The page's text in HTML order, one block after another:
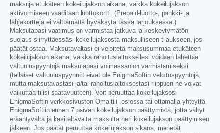
maksuja etukäteen kokeilujakson aikana, vaikka kokeilujakson
aktivoimiseen vaaditaan luottokortti. (Prepaid-luotto-, pankki- ja
lahjakortteja ei välttämättä hyväksytä tässä tarjouksessa.)
Maksutapasi vaatimus on varmistaa jatkuva ja keskeytymätön
suojaus siirryttäessäsi kokeilujaksosta maksulliseen tilaukseen, jos
päätät ostaa. Maksutavaltasi ei veloiteta maksusummaa etukäteen
kokeilujakson aikana, vaikka rahoituslaitoksellesi voidaan lähettää
valtuutuspyyntöjä maksutapasi voimassaolon varmistamiseksi
(tällaiset valtuutuspyynnöt eivät ole EnigmaSoftin veloituspyyntöjä,
mutta maksutavastasi ja/tai rahoituslaitoksestasi riippuen ne voivat
vaikuttaa tilisi saatavuuteen). Voit peruuttaa kokeilujaksosi
EnigmaSoftin verkkosivuston Oma tili -osiossa tai ottamalla yhteyttä
EnigmaSoftiin ennen 7 päivän kokeilujakson päättymistä, jotta vältyt
erääntyvältä ja käsiteltävältä maksulta heti kokeilujakson päättymisen
jälkeen. Jos päätät peruuttaa kokeilujakson aikana, menetät